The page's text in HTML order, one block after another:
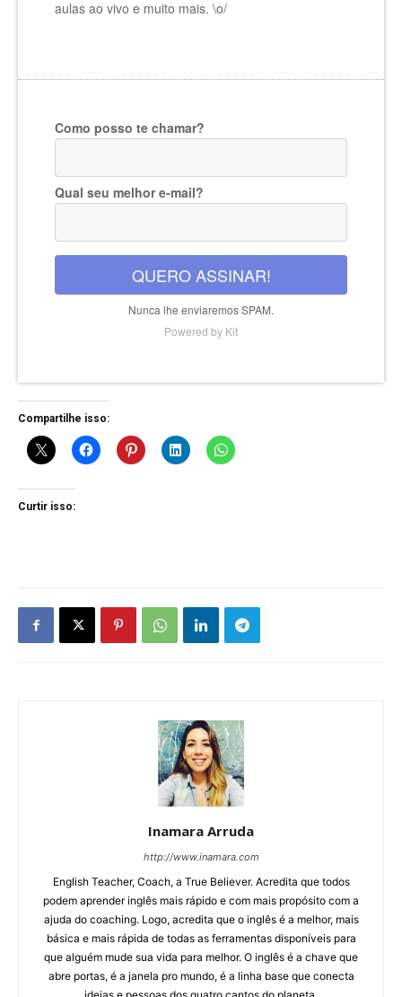
aulas ao vivo e muito mais. \o/
Como posso te chamar?
Qual seu melhor e-mail?
QUERO ASSINAR!
Nunca lhe enviaremos SPAM.
Powered by Kit
Compartilhe isso:
Curtir isso:
Inamara Arruda
http://www.inamara.com
English Teacher, Coach, a True Believer. Acredita que todos
podem aprender inglês mais rápido e com mais propósito com a
ajuda do coaching. Logo, acredita que o inglês é a melhor, mais
básica e mais rápida de todas as ferramentas disponíveis para
que alguém mude sua vida para melhor. O inglês é a chave que
abre portas, é a janela pro mundo, é a linha base que conecta